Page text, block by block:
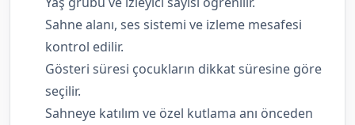
Sahne alanı, ses sistemi ve izleme mesafesi
kontrol edilir.
Gösteri süresi çocukların dikkat süresine göre
seçilir.
Sahneye katılım ve özel kutlama anı önceden